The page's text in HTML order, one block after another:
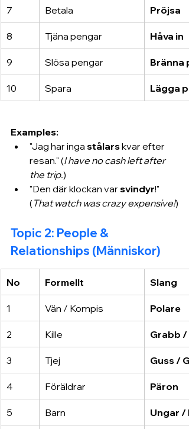
7 Betala Pröjsa
8 Tjäna pengar Håva in
9 Slösa pengar Bränna
10 Spara Lägga
Examples:
"Jag har inga stålars kvar efter
resan." (I have no cash left after
the trip.)
"Den där klockan var svindyr!"
(That watch was crazy expensive!)
Topic 2: People &
Relationships (Människor)
No Formellt Slang
1 Vän / Kompis Polare
2 Kille Grabb /
3 Tjej Guss /
4 Föräldrar Päron
5 Barn Ungar /